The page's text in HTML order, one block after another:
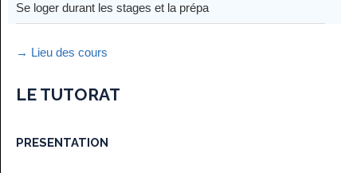
Se loger durant les stages et la prépa
→ Lieu des cours
LE TUTORAT
PRESENTATION